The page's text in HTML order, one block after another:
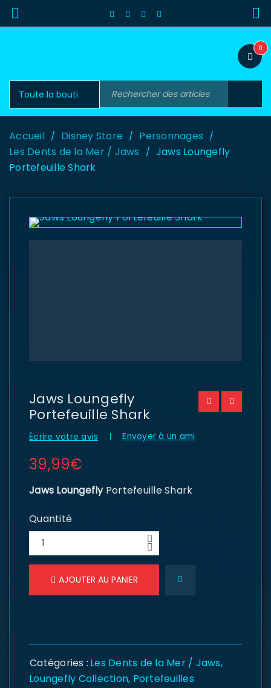
0
Accueil / Disney Store / Personnages /
Les Dents de la Mer / Jaws / Jaws Loungefly
Portefeuille Shark
Jaws Loungefly
Portefeuille Shark
Écrire votre avis Envoyer à un ami
39,99€
Jaws LoungeflyPortefeuille Shark
Quantité
AJOUTER AU PANIER
Catégories : Les Dents de la Mer / Jaws,
Loungefly Collection, Portefeuilles